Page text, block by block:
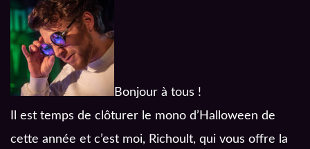
Bonjour à tous !
Il est temps de clôturer le mono d’Halloween de
cette année et c’est moi, Richoult, qui vous offre la